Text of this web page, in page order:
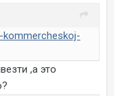
,а это